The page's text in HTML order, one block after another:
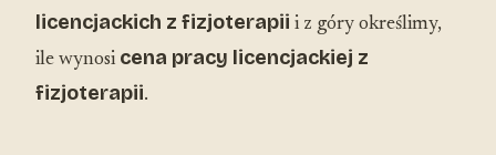
licencjackich z fizjoterapii i z góry określimy,
ile wynosi cena pracy licencjackiej z
fizjoterapii.